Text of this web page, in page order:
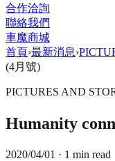
合作洽詢
聯絡我們
車魔商城
首頁›最新消息›
(4月號)
PICTURES AND
Humanity
2020/04/01 · 1 min read